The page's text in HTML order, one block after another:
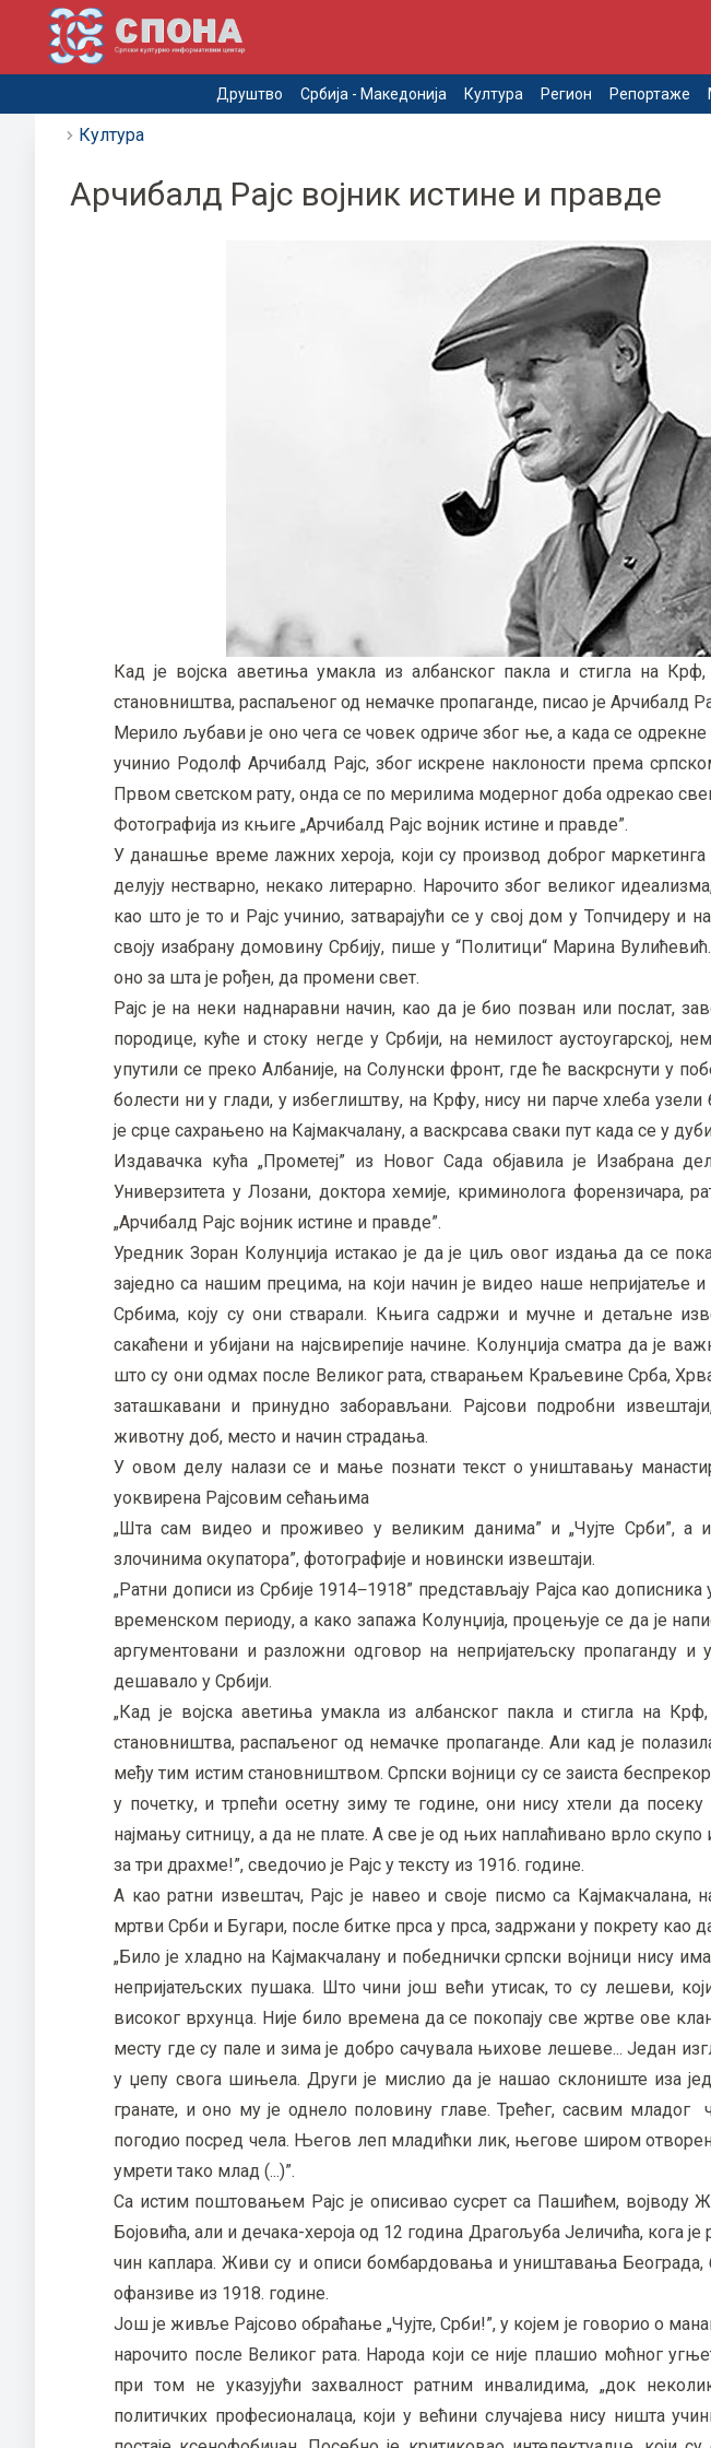
Друштво Србија - Македонија Култура Регион Репортаже
Култура
Арчибалд Рајс војник истине и правде
Кад је војска аветиња умакла из албанског пакла и стигла на
становништва, распаљеног од немачке пропаганде, писао је Арчибалд
Мерило љубави је оно чега се човек одриче због ње, а када се одрекне
учинио Родолф Арчибалд Рајс, због искрене наклоности према
Првом светском рату, онда се по мерилима модерног доба одрекао
Фотографија из књиге „Арчибалд Рајс војник истине и правде”.
У данашње време лажних хероја, који су производ доброг
делују нестварно, некако литерарно. Нарочито због великог
као што је то и Рајс учинио, затварајући се у свој дом у Топчидеру и
своју изабрану домовину Србију, пише у “Политици“ Марина
оно за шта је рођен, да промени свет.
Рајс је на неки наднаравни начин, као да је био позван или послат,
породице, куће и стоку негде у Србији, на немилост аустоугарској,
упутили се преко Албаније, на Солунски фронт, где ће васкрснути у
болести ни у глади, у избеглиштву, на Крфу, нису ни парче хлеба
је срце сахрањено на Кајмакчалану, а васкрсава сваки пут када се у
Издавачка кућа „Прометеј” из Новог Сада објавила је Изабрана
Универзитета у Лозани, доктора хемије, криминолога форензичара,
„Арчибалд Рајс војник истине и правде”.
Уредник Зоран Колунџија истакао је да је циљ овог издања да се
заједно са нашим прецима, на који начин је видео наше непријатеље
Србима, коју су они стварали. Књига садржи и мучне и детаљне
сакаћени и убијани на најсвирепије начине. Колунџија сматра да је
што су они одмах после Великог рата, стварањем Краљевине Срба,
заташкавани и принудно заборављани. Рајсови подробни
животну доб, место и начин страдања.
У овом делу налази се и мање познати текст о уништавању
уоквирена Рајсовим сећањима
„Шта сам видео и проживео у великим данима” и „Чујте Срби”, а
злочинима окупатора”, фотографије и новински извештаји.
„Ратни дописи из Србије 1914‒1918” представљају Рајса као
временском периоду, а како запажа Колунџија, процењује се да је
аргументовани и разложни одговор на непријатељску пропаганду
дешавало у Србији.
„Кад је војска аветиња умакла из албанског пакла и стигла на
становништва, распаљеног од немачке пропаганде. Али кад је
међу тим истим становништвом. Српски војници су се заиста
у почетку, и трпећи осетну зиму те године, они нису хтели да
најмању ситницу, а да не плате. А све је од њих наплаћивано врло
за три драхме!”, сведочио је Рајс у тексту из 1916. године.
А као ратни извештач, Рајс је навео и своје писмо са Кајмакчалана,
мртви Срби и Бугари, после битке прса у прса, задржани у покрету као
„Било је хладно на Кајмакчалану и победнички српски војници нису
непријатељских пушака. Што чини још већи утисак, то су лешеви,
високог врхунца. Није било времена да се покопају све жртве ове
месту где су пале и зима је добро сачувала њихове лешеве... Један
у џепу свога шињела. Други је мислио да је нашао склониште иза
гранате, и оно му је однело половину главе. Трећег, сасвим младог
погодио посред чела. Његов леп младићки лик, његове широм
умрети тако млад (...)”.
Са истим поштовањем Рајс је описивао сусрет са Пашићем, војводу
Бојовића, али и дечака-хероја од 12 година Драгољуба Јеличића, кога
чин каплара. Живи су и описи бомбардовања и уништавања Београда,
офанзиве из 1918. године.
Још је живље Рајсово обраћање „Чујте, Срби!”, у којем је говорио о
нарочито после Великог рата. Народа који се није плашио моћног
при том не указујући захвалност ратним инвалидима, „док
политичких професионалаца, који у већини случајева нису ништа